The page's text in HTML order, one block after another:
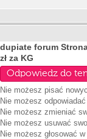
dupiate forum
zł za KG
Odpowiedz do
Nie możesz pisać
Nie możesz
Nie możesz zmieniać
Nie możesz usuwać
Nie możesz głosować